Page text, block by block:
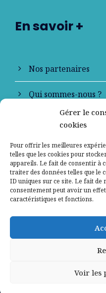
Gérer le
cookies
Pour offrir les meilleures
telles que les cookies pour
appareils. Le fait de consentir à
traiter des données telles que le
ID uniques sur ce site. Le fait
consentement peut avoir un
caractéristiques et fonctions.
Voir les
En savoir +
Nos partenaires
Qui sommes-nous ?
Contactez-nous
Mentions légales
Politique de